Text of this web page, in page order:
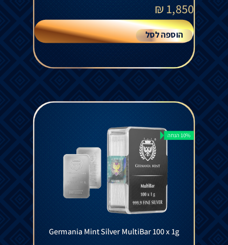
1,850
₪
הוספה לסל
10% הנחה
Germania Mint Silver MultiBar 100 x 1g